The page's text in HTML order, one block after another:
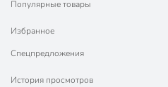
Популярные товары
Избранное
Спецпредложения
История просмотров